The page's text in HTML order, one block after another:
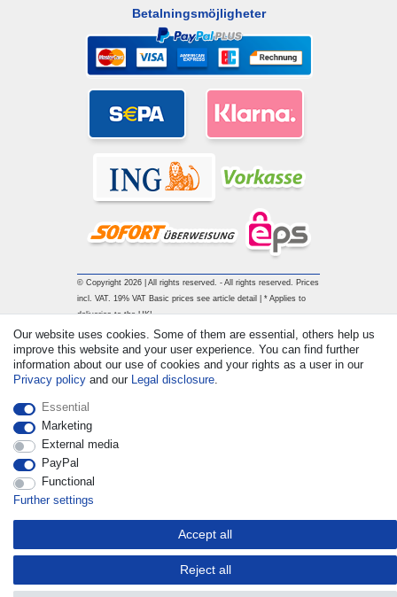
Betalningsmöjligheter
© Copyright 2026 | All rights reserved. - All rights reserved. Prices
incl. VAT. 19% VAT Basic prices see article detail | * Applies to
deliveries to the UK!
Our website uses cookies. Some of them are essential, others help us
improve this website and your user experience. You can find further
information about our use of cookies and your rights as a user in our
Privacy policy and our Legal disclosure.
Essential
Marketing
External media
PayPal
Functional
Further settings
Accept all
Reject all
Withdraw from contract here Contact